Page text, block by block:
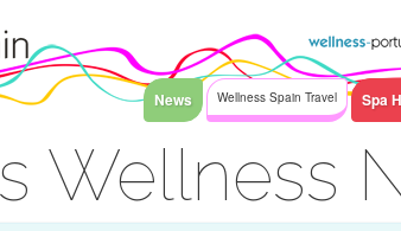
News Wellness Spain Travel Spa
Wellness